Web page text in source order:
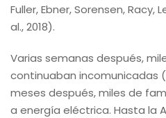
Fuller, Ebner, Sorensen, Racy,
al., 2018).
Varias semanas después,
continuaban incomunicadas
meses después, miles de
a energía eléctrica. Hasta la